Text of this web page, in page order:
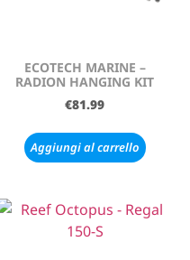
ECOTECH MARINE –
RADION HANGING KIT
€81.99
Aggiungi al carrello